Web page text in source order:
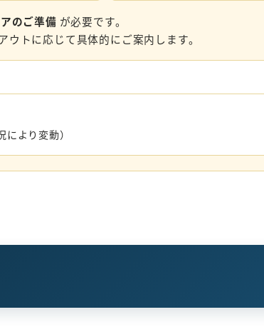
のご準備 が必要です。
トに応じて具体的にご案内します。
より変動）